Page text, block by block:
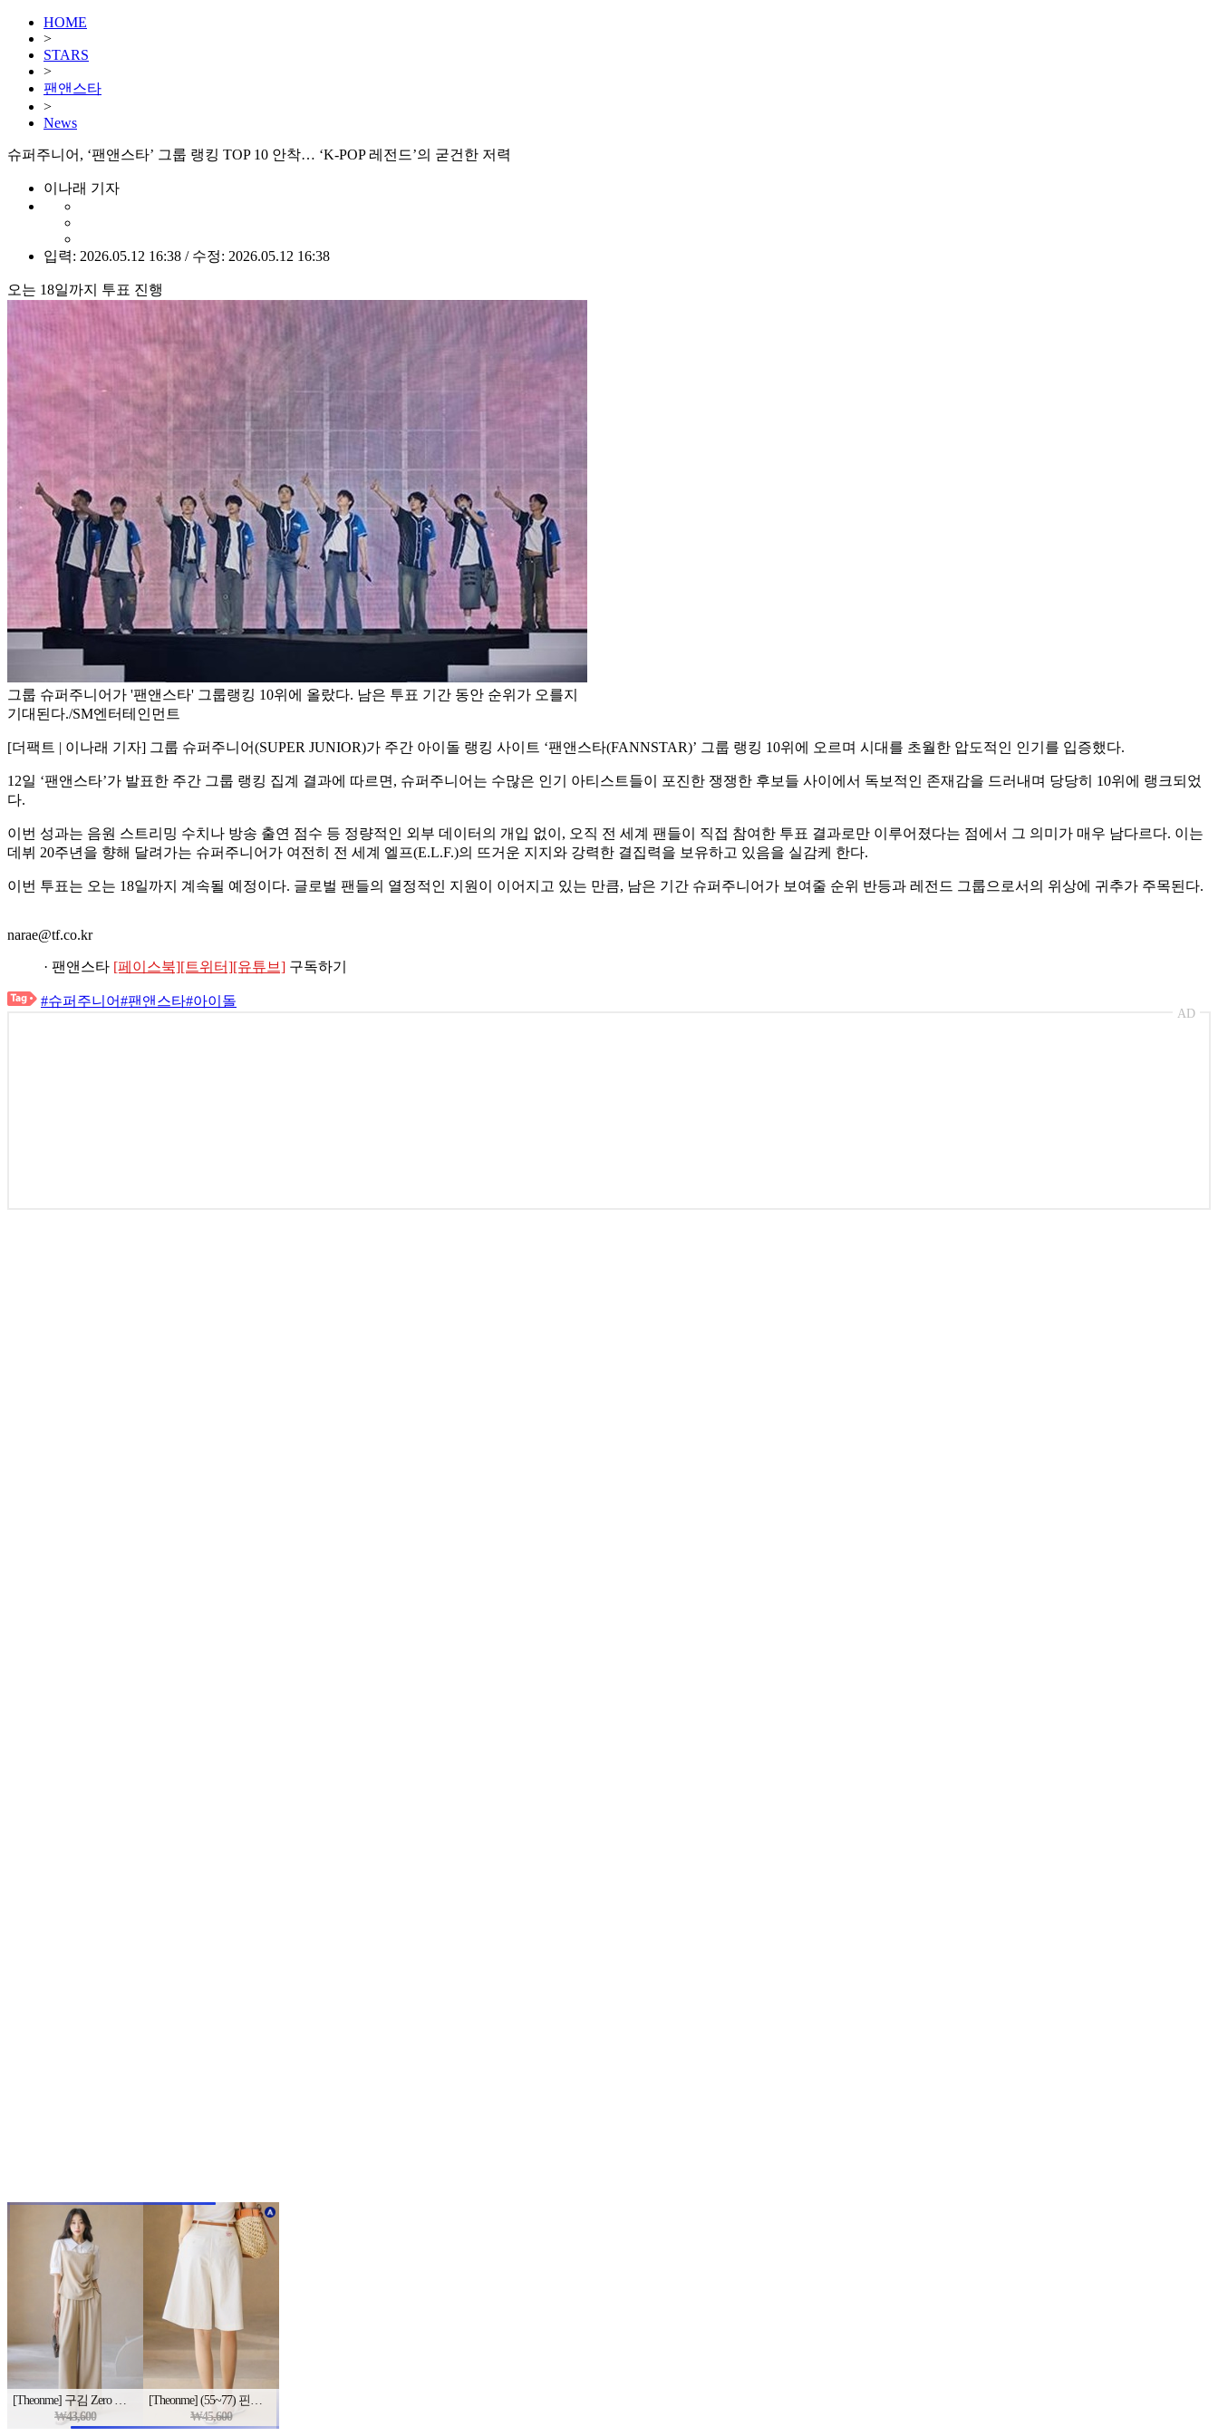
HOME
>
STARS
>
팬앤스타
>
News
슈퍼주니어, ‘팬앤스타’ 그룹 랭킹 TOP 10 안착… ‘K-POP 레전드’의 굳건한 저력
이나래 기자
입력: 2026.05.12 16:38 / 수정: 2026.05.12 16:38
오는 18일까지 투표 진행
그룹 슈퍼주니어가 '팬앤스타' 그룹랭킹 10위에 올랐다. 남은 투표 기간 동안 순위가 오를지
기대된다./SM엔터테인먼트
[더팩트 | 이나래 기자] 그룹 슈퍼주니어(SUPER JUNIOR)가 주간 아이돌 랭킹 사이트 ‘팬앤스타(FANNSTAR)’ 그룹 랭킹 10위에 오르며 시대를 초월한 압도적인 인기를 입증했다.
12일 ‘팬앤스타’가 발표한 주간 그룹 랭킹 집계 결과에 따르면, 슈퍼주니어는 수많은 인기 아티스트들이 포진한 쟁쟁한 후보들 사이에서 독보적인 존재감을 드러내며 당당히 10위에 랭크되었
다.
이번 성과는 음원 스트리밍 수치나 방송 출연 점수 등 정량적인 외부 데이터의 개입 없이, 오직 전 세계 팬들이 직접 참여한 투표 결과로만 이루어졌다는 점에서 그 의미가 매우 남다르다. 이는
데뷔 20주년을 향해 달려가는 슈퍼주니어가 여전히 전 세계 엘프(E.L.F.)의 뜨거운 지지와 강력한 결집력을 보유하고 있음을 실감케 한다.
이번 투표는 오는 18일까지 계속될 예정이다. 글로벌 팬들의 열정적인 지원이 이어지고 있는 만큼, 남은 기간 슈퍼주니어가 보여줄 순위 반등과 레전드 그룹으로서의 위상에 귀추가 주목된다.
narae@tf.co.kr
· 팬앤스타 [페이스북][트위터][유튜브] 구독하기
#슈퍼주니어#팬앤스타#아이돌
AD